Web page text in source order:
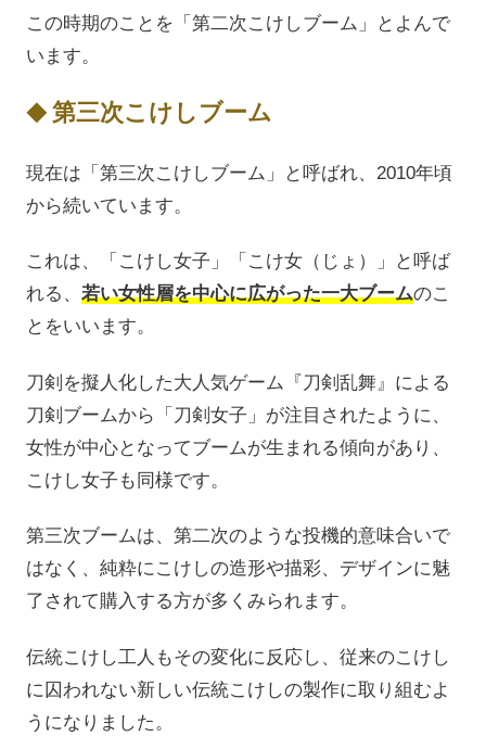
この時期のことを「第二次こけしブーム」とよんで
います。
第三次こけしブーム
現在は「第三次こけしブーム」と呼ばれ、2010年頃
から続いています。
これは、「こけし女子」「こけ女（じょ）」と呼ば
れる、 若い女性層を中心に広がった一大ブームのこ
とをいいます。
刀剣を擬人化した大人気ゲーム『刀剣乱舞』による
刀剣ブームから「刀剣女子」が注目されたように、
女性が中心となってブームが生まれる傾向があり、
こけし女子も同様です。
第三次ブームは、第二次のような投機的意味合いで
はなく、純粋にこけしの造形や描彩、デザインに魅
了されて購入する方が多くみられます。
伝統こけし工人もその変化に反応し、従来のこけし
に囚われない新しい伝統こけしの製作に取り組むよ
うになりました。